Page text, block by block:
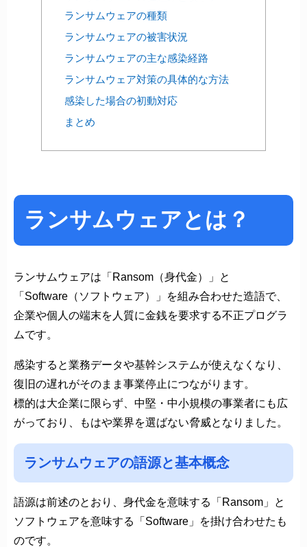
ランサムウェアの種類
ランサムウェアの被害状況
ランサムウェアの主な感染経路
ランサムウェア対策の具体的な方法
感染した場合の初動対応
まとめ
ランサムウェアとは？
ランサムウェアは「Ransom（身代金）」と
「Software（ソフトウェア）」を組み合わせた造語で、
企業や個人の端末を人質に金銭を要求する不正プログラ
ムです。
感染すると業務データや基幹システムが使えなくなり、
復旧の遅れがそのまま事業停止につながります。
標的は大企業に限らず、中堅・中小規模の事業者にも広
がっており、もはや業界を選ばない脅威となりました。
ランサムウェアの語源と基本概念
語源は前述のとおり、身代金を意味する「Ransom」と
ソフトウェアを意味する「Software」を掛け合わせたも
のです。